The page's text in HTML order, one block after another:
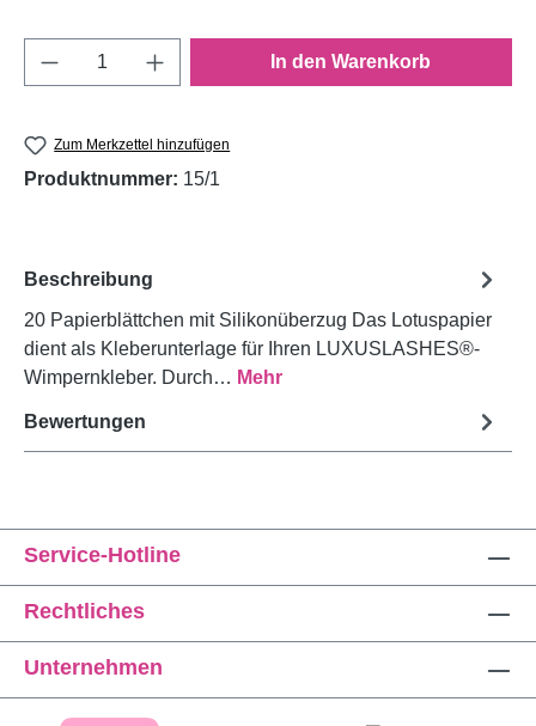
Produkt Anzahl: Gib den gewünschten
In den Warenkorb
Zum Merkzettel hinzufügen
Produktnummer: 15/1
Beschreibung
20 Papierblättchen mit Silikonüberzug Das Lotuspapier
dient als Kleberunterlage für Ihren LUXUSLASHES®-
Wimpernkleber. Durch… Mehr
Bewertungen
Service-Hotline
Rechtliches
Unternehmen